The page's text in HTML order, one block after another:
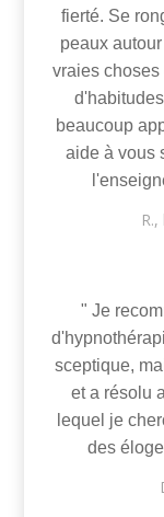
fierté. Se
peaux
vraies
beaucoup
aide à vous
" Je
sceptique,
et a résolu
lequel je
des